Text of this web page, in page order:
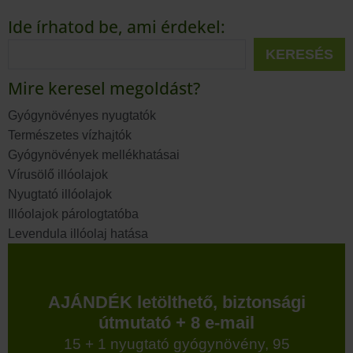
Ide írhatod be, ami érdekel:
KERESÉS
Mire keresel megoldást?
Gyógynövényes nyugtatók
Természetes vízhajtók
Gyógynövények mellékhatásai
Vírusölő illóolajok
Nyugtató illóolajok
Illóolajok párologtatóba
Levendula illóolaj hatása
AJÁNDÉK letölthető, biztonsági
útmutató + 8 e-mail
15 + 1 nyugtató gyógynövény, 95